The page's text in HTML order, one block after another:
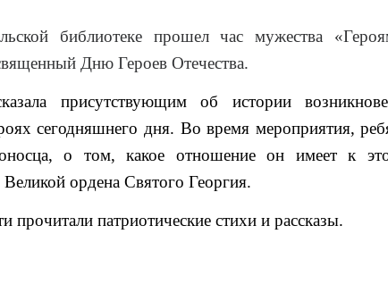
библиотеке прошел час мужества «
Дню Героев Отечества.
присутствующим об истории
сегодняшнего дня. Во время мероприятия,
о том, какое отношение он имеет к
ордена Святого Георгия.
прочитали патриотические стихи и рассказы.